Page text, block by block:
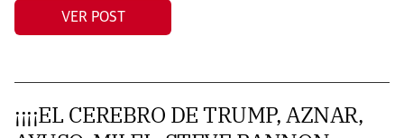
VER POST
¡¡¡¡EL CEREBRO DE TRUMP, AZNAR,